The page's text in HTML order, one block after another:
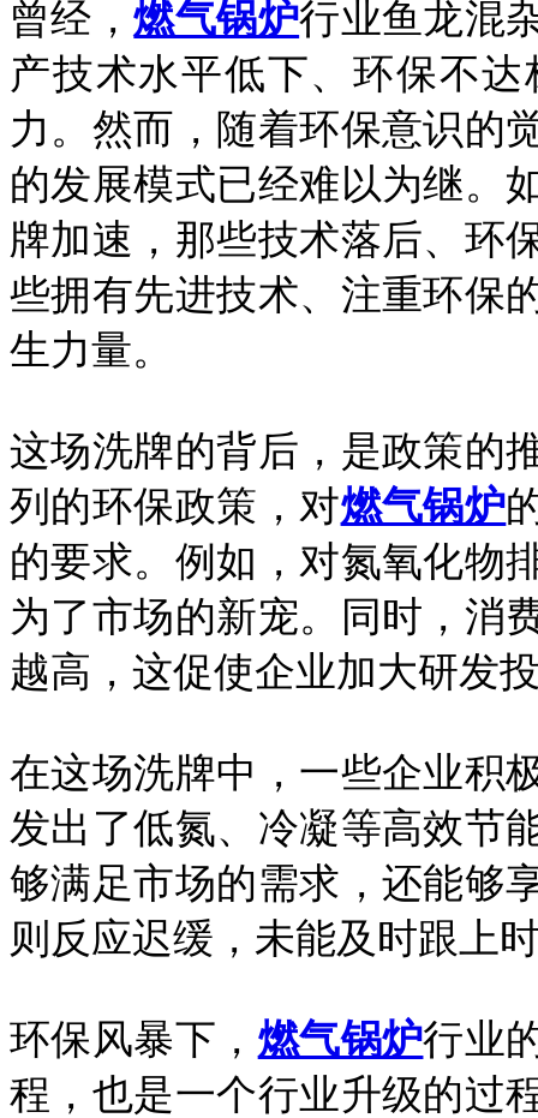
曾经，燃气锅炉行业鱼龙混
产技术水平低下、环保不
力。然而，随着环保意识的
的发展模式已经难以为继。
牌加速，那些技术落后、环
些拥有先进技术、注重环保
生力量。
这场洗牌的背后，是政策的
列的环保政策，对燃气锅炉
的要求。例如，对氮氧化物
为了市场的新宠。同时，消
越高，这促使企业加大研发
在这场洗牌中，一些企业积
发出了低氮、冷凝等高效节
够满足市场的需求，还能够
则反应迟缓，未能及时跟上
环保风暴下， 燃气锅炉行业
程，也是一个行业升级的过